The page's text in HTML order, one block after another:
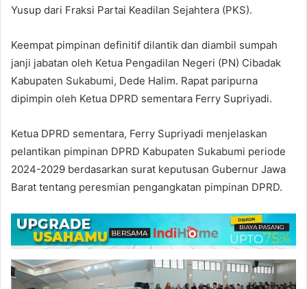
Yusup dari Fraksi Partai Keadilan Sejahtera (PKS).
Keempat pimpinan definitif dilantik dan diambil sumpah
janji jabatan oleh Ketua Pengadilan Negeri (PN) Cibadak
Kabupaten Sukabumi, Dede Halim. Rapat paripurna
dipimpin oleh Ketua DPRD sementara Ferry Supriyadi.
Ketua DPRD sementara, Ferry Supriyadi menjelaskan
pelantikan pimpinan DPRD Kabupaten Sukabumi periode
2024-2029 berdasarkan surat keputusan Gubernur Jawa
Barat tentang peresmian pengangkatan pimpinan DPRD.